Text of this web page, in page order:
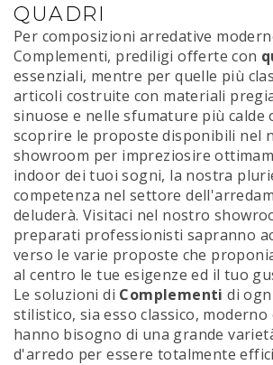
QUADRI
Per composizioni arredative
Complementi, prediligi offerte con
essenziali, mentre per quelle più
articoli costruite con materiali
sinuose e nelle sfumature più calde
scoprire le proposte disponibili nel
showroom per impreziosire
indoor dei tuoi sogni, la nostra
competenza nel settore
deluderà. Visitaci nel nostro
preparati professionisti sapranno
verso le varie proposte che
al centro le tue esigenze ed il tuo
Le soluzioni di Complementi di
stilistico, sia esso classico, moderno
hanno bisogno di una grande
d'arredo per essere totalmente